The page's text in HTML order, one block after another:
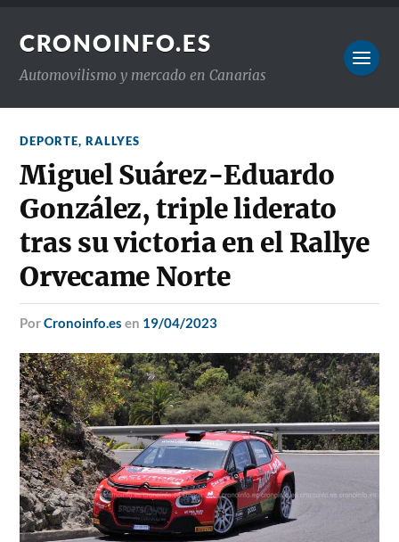
CRONOINFO.ES
Automovilismo y mercado en Canarias
DEPORTE,RALLYES
Miguel Suárez-Eduardo
González, triple liderato
tras su victoria en el Rallye
Orvecame Norte
porCronoinfo.es en 19/04/2023